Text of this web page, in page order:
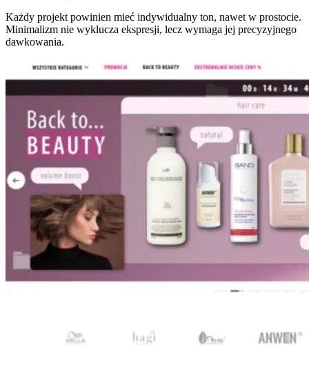
Każdy projekt powinien mieć indywidualny ton, nawet w prostocie.
Minimalizm nie wyklucza ekspresji, lecz wymaga jej precyzyjnego
dawkowania.